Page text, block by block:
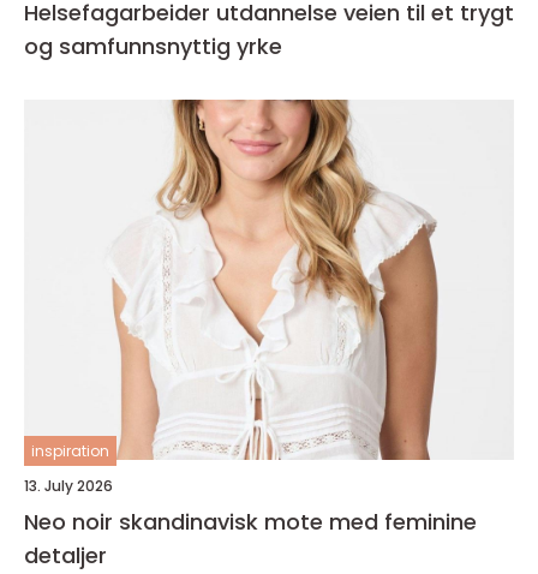
Helsefagarbeider utdannelse veien til et trygt
og samfunnsnyttig yrke
inspiration
13. July 2026
Neo noir skandinavisk mote med feminine
detaljer